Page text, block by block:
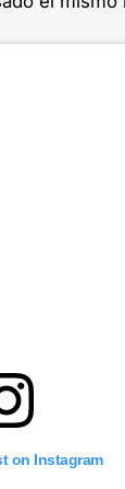
on Instagram